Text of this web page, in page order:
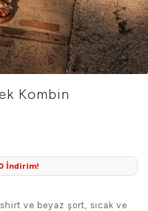
Kombin
İndirim!
ve beyaz şort, sıcak ve